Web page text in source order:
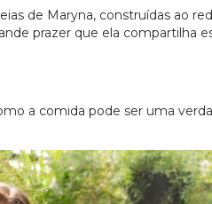
de Maryna, construídas ao
prazer que ela compartilha
a comida pode ser uma